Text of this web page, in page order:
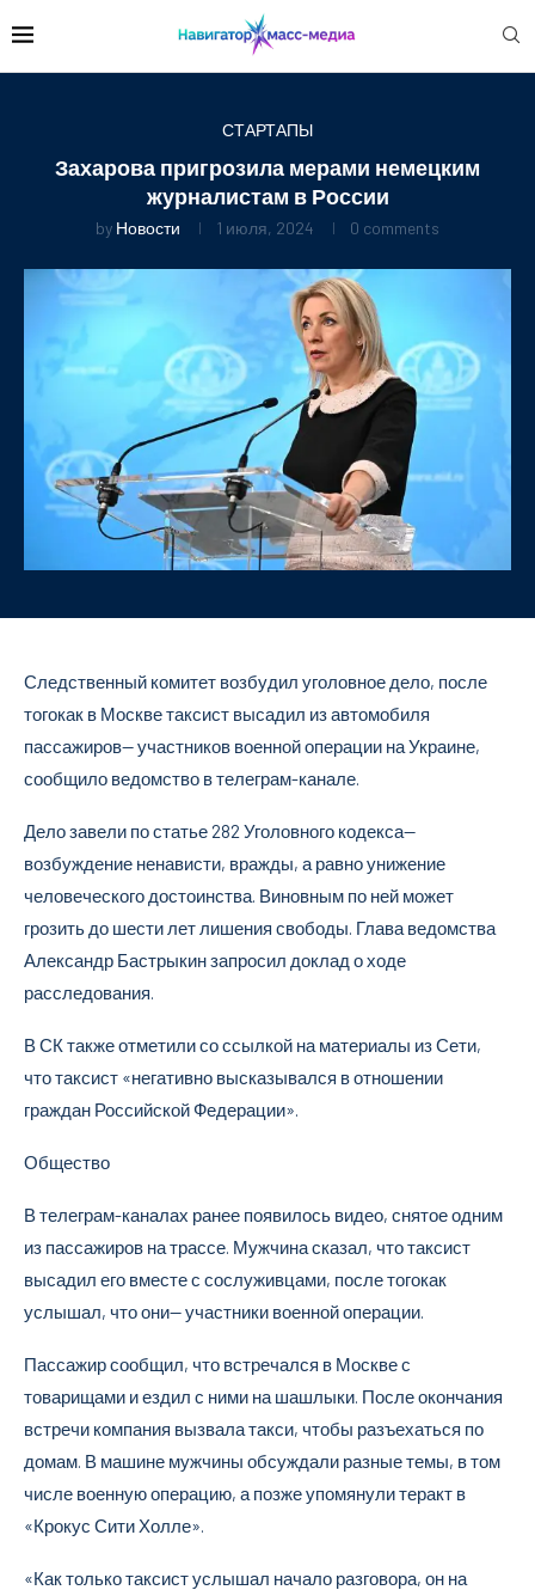
СТАРТАПЫ
Захарова пригрозила мерами немецким
журналистам в России
by Новости 1 июля, 2024 0 comments
Следственный комитет возбудил уголовное дело, после
тогокак в Москве таксист высадил из автомобиля
пассажиров— участников военной операции на Украине,
сообщило ведомство в телеграм-канале.
Дело завели по статье 282 Уголовного кодекса—
возбуждение ненависти, вражды, а равно унижение
человеческого достоинства. Виновным по ней может
грозить до шести лет лишения свободы. Глава ведомства
Александр Бастрыкин запросил доклад о ходе
расследования.
В СК также отметили со ссылкой на материалы из Сети,
что таксист «негативно высказывался в отношении
граждан Российской Федерации».
Общество
В телеграм-каналах ранее появилось видео, снятое одним
из пассажиров на трассе. Мужчина сказал, что таксист
высадил его вместе с сослуживцами, после тогокак
услышал, что они— участники военной операции.
Пассажир сообщил, что встречался в Москве с
товарищами и ездил с ними на шашлыки. После окончания
встречи компания вызвала такси, чтобы разъехаться по
домам. В машине мужчины обсуждали разные темы, в том
числе военную операцию, а позже упомянули теракт в
«Крокус Сити Холле».
«Как только таксист услышал начало разговора, он на